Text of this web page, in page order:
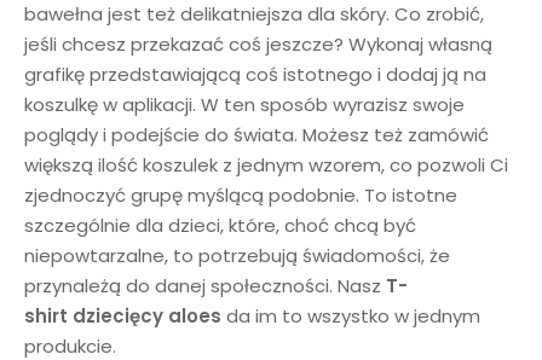
bawełna jest też delikatniejsza dla skóry. Co zrobić,
jeśli chcesz przekazać coś jeszcze? Wykonaj własną
grafikę przedstawiającą coś istotnego i dodaj ją na
koszulkę w aplikacji. W ten sposób wyrazisz swoje
poglądy i podejście do świata. Możesz też zamówić
większą ilość koszulek z jednym wzorem, co pozwoli Ci
zjednoczyć grupę myślącą podobnie. To istotne
szczególnie dla dzieci, które, choć chcą być
niepowtarzalne, to potrzebują świadomości, że
przynależą do danej społeczności. Nasz T-
shirt dziecięcy aloes da im to wszystko w jednym
produkcie.